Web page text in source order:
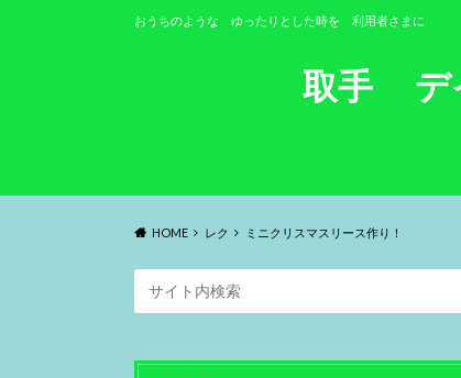
取手
おうちのような ゆったりとした時を 利用者さまに
HOME レク ミニクリスマスリース作り！